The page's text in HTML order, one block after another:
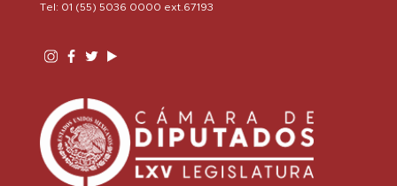
Tel: 01 (55) 5036 0000 ext.67193